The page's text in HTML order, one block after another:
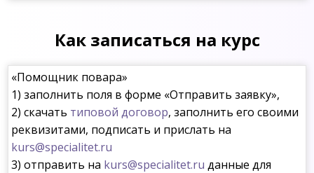
Как записаться на курс
«Помощник повара»
1) заполнить поля в форме «Отправить заявку»,
2) скачать типовой договор, заполнить его своими
реквизитами, подписать и прислать на
kurs@specialitet.ru
3) отправить на kurs@specialitet.ru данные для